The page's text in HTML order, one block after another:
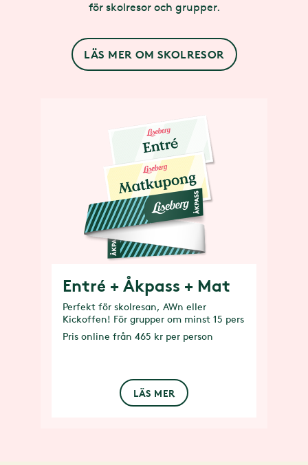
för skolresor och grupper.
LÄS MER OM SKOLRESOR
Entré + Åkpass + Mat
Perfekt för skolresan, AWn eller
Kickoffen! För grupper om minst 15 pers
Pris online från 465 kr per person
LÄS MER